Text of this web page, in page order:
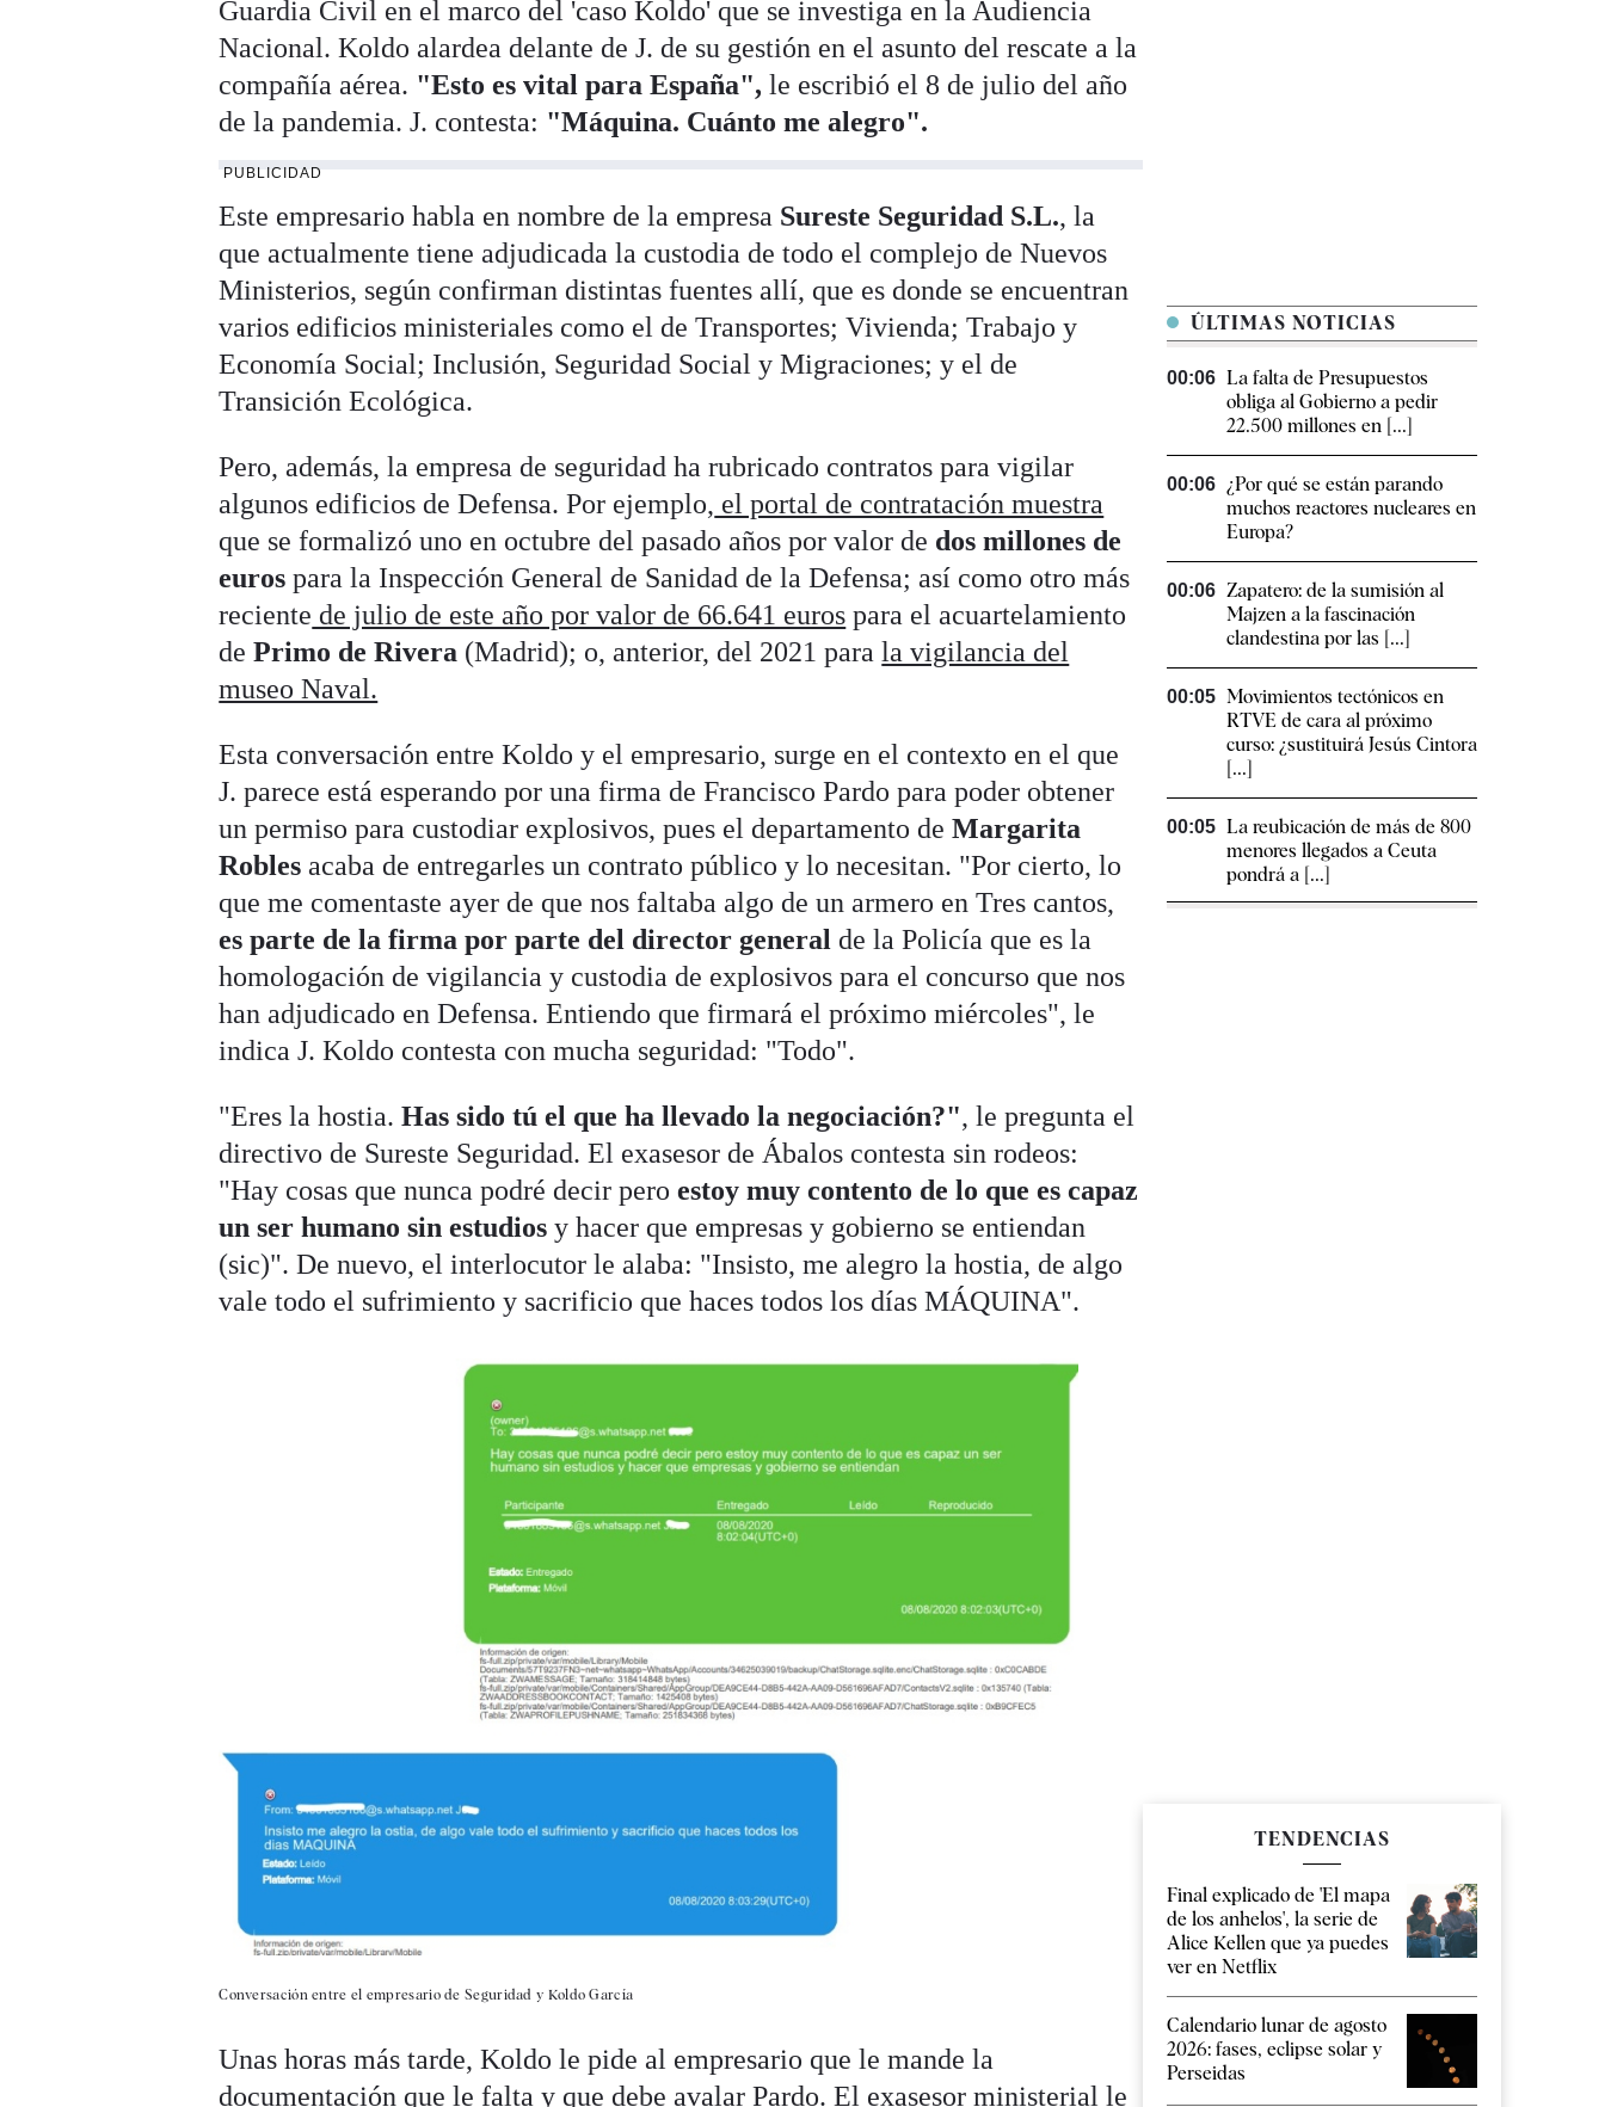
Guardia Civil en el marco del 'caso Koldo' que se investiga en la Audiencia
Nacional. Koldo alardea delante de J. de su gestión en el asunto del rescate a la
compañía aérea. "Esto es vital para España", le escribió el 8 de julio del año
de la pandemia. J. contesta: "Máquina. Cuánto me alegro".
PUBLICIDAD
Este empresario habla en nombre de la empresa Sureste Seguridad S.L., la
que actualmente tiene adjudicada la custodia de todo el complejo de Nuevos
Ministerios, según confirman distintas fuentes allí, que es donde se encuentran
varios edificios ministeriales como el de Transportes; Vivienda; Trabajo y
Economía Social; Inclusión, Seguridad Social y Migraciones; y el de
Transición Ecológica.
Pero, además, la empresa de seguridad ha rubricado contratos para vigilar
algunos edificios de Defensa. Por ejemplo, el portal de contratación muestra
que se formalizó uno en octubre del pasado años por valor de dos millones de
euros para la Inspección General de Sanidad de la Defensa; así como otro más
reciente de julio de este año por valor de 66.641 euros para el acuartelamiento
dePrimo de Rivera (Madrid); o, anterior, del 2021 parala vigilancia del
museo Naval.
Esta conversación entre Koldo y el empresario, surge en el contexto en el que
J. parece está esperando por una firma de Francisco Pardo para poder obtener
un permiso para custodiar explosivos, pues el departamento de Margarita
Robles acaba de entregarles un contrato público y lo necesitan. "Por cierto, lo
que me comentaste ayer de que nos faltaba algo de un armero en Tres cantos,
es parte de la firma por parte del director generalde la Policía que es la
homologación de vigilancia y custodia de explosivos para el concurso que nos
han adjudicado en Defensa. Entiendo que firmará el próximo miércoles", le
indica J. Koldo contesta con mucha seguridad: "Todo".
"Eres la hostia. Has sido tú el que ha llevado la negociación?", le pregunta el
directivo de Sureste Seguridad. El exasesor de Ábalos contesta sin rodeos:
"Hay cosas que nunca podré decir peroestoy muy contento de lo que es capaz
un ser humano sin estudiosy hacer que empresas y gobierno se entiendan
(sic)". De nuevo, el interlocutor le alaba: "Insisto, me alegro la hostia, de algo
vale todo el sufrimiento y sacrificio que haces todos los días MÁQUINA".
Conversación entre el empresario de Seguridad y Koldo García
Unas horas más tarde, Koldo le pide al empresario que le mande la
documentación que le falta y que debe avalar Pardo. El exasesor ministerial le
ÚLTIMAS NOTICIAS
00:06 La falta de Presupuestos
obliga al Gobierno a pedir
22.500 millones en [...]
00:06 ¿Por qué se están parando
muchos reactores nucleares en
Europa?
00:06 Zapatero: de la sumisión al
Majzen a la fascinación
clandestina por las [...]
00:05 Movimientos tectónicos en
RTVE de cara al próximo
curso: ¿sustituirá Jesús Cintora
[...]
00:05 La reubicación de más de 800
menores llegados a Ceuta
pondrá a [...]
TENDENCIAS
Final explicado de 'El mapa
de los anhelos', la serie de
Alice Kellen que ya puedes
ver en Netflix
Calendario lunar de agosto
2026: fases, eclipse solar y
Perseidas